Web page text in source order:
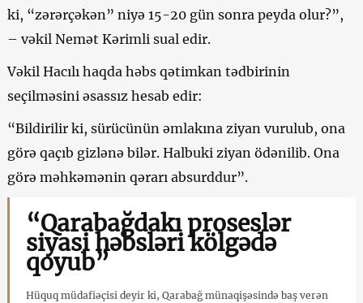
ki, “zərərçəkən” niyə 15-20 gün sonra peyda olur?”,
– vəkil Nemət Kərimli sual edir.
Vəkil Hacılı haqda həbs qətimkan tədbirinin
seçilməsini əsassız hesab edir:
“Bildirilir ki, sürücünün əmlakına ziyan vurulub, ona
görə qaçıb gizlənə bilər. Halbuki ziyan ödənilib. Ona
görə məhkəmənin qərarı absurddur”.
“Qarabağdakı proseslər
siyasi həbsləri kölgədə
qoyub”
Hüquq müdafiəçisi deyir ki, Qarabağ münaqişəsində baş verən